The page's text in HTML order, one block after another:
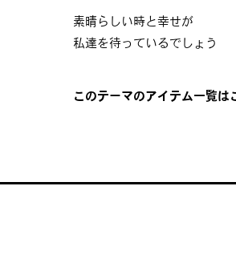
素晴らしい時と幸せが
私達を待っているでしょう
このテーマのアイテム一覧は